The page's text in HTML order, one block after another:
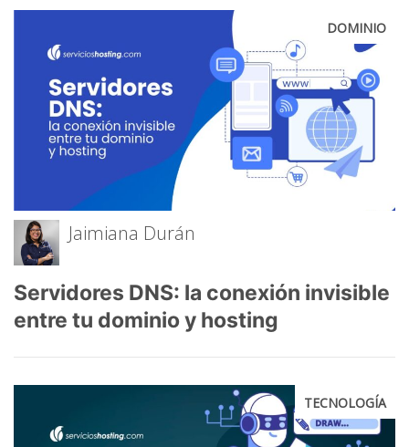
DOMINIO
Jaimiana Durán
Servidores DNS: la conexión invisible
entre tu dominio y hosting
TECNOLOGÍA